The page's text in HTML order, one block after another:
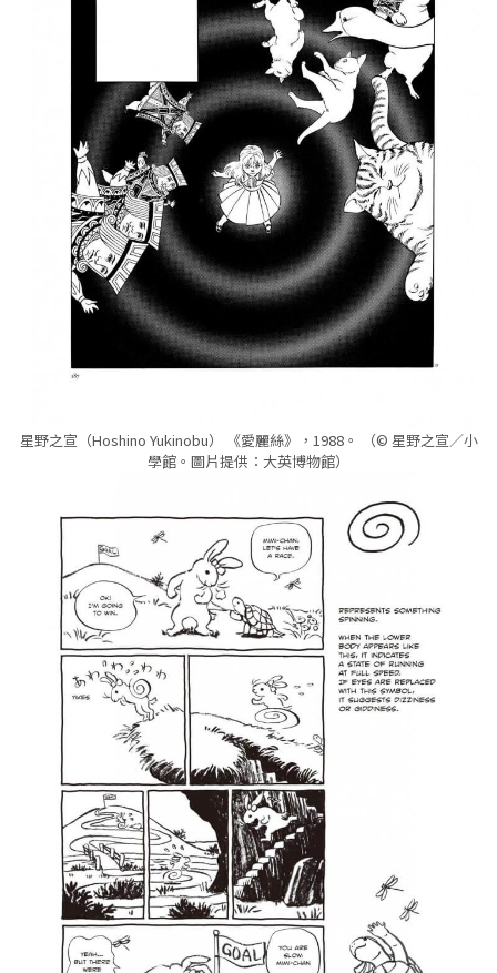
星野之宣（Hoshino Yukinobu） 《愛麗絲》，1988。 （© 星野之宣／小
學館。圖片提供：大英博物館）